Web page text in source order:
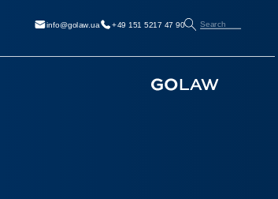
info@golaw.ua +49 151 5217 47 90 Search